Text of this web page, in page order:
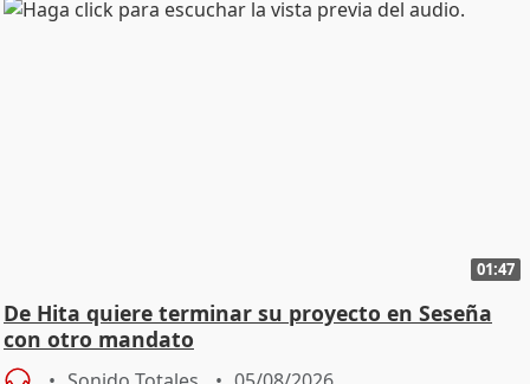
01:47
De Hita quiere terminar su proyecto en Seseña
con otro mandato